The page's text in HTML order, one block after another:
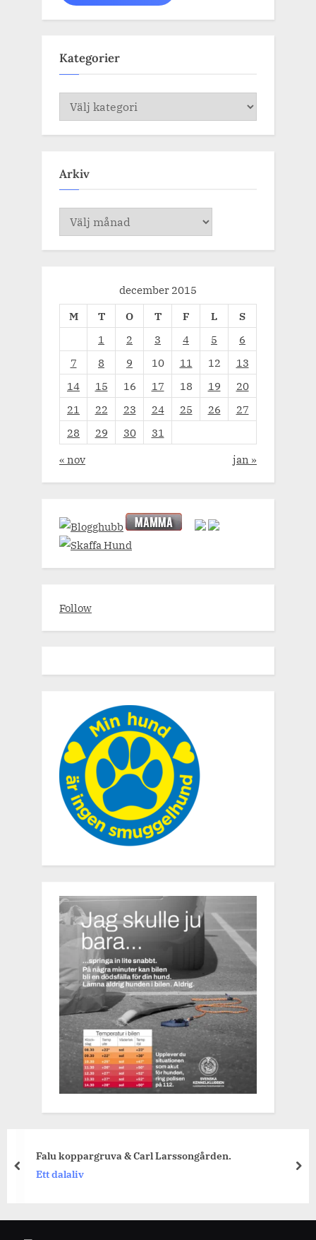
Kategorier
Kategorier
Arkiv
Arkiv
december 2015
M
T O T F L
S
1
2 3 4 5
6
7
8 9 10 11 12
13
14
15 16 17 18 19
20
21
22 23 24 25 26
27
28
29 30
31
« nov
jan »
Follow
Falu koppargruva & Carl Larssongården.
Ett dalaliv
prev